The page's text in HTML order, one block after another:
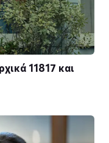
11817 και